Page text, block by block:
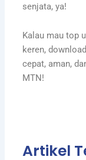
senjata, ya!
Kalau mau top
keren, download
cepat, aman,
MTN!
Artikel